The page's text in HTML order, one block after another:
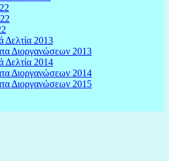
Δελτία 2013
Διοργανώσεων 2013
Δελτία 2014
Διοργανώσεων 2014
Διοργανώσεων 2015